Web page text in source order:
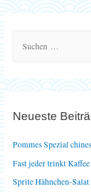
n
c
h
Neueste
Pommes Spezial
Fast jeder trinkt
Sprite Hähnchen-Salat